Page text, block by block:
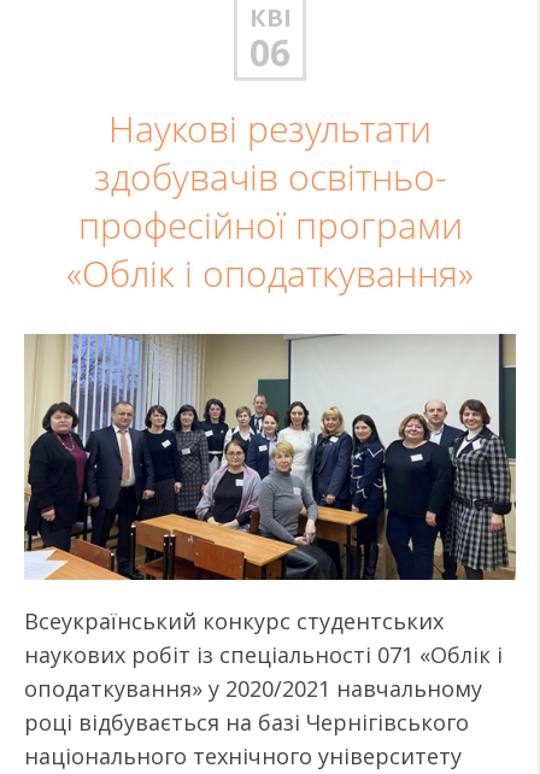
КВІ
06
Наукові результати
здобувачів освітньо-
професійної програми
«Облік і оподаткування»
Всеукраїнський конкурс студентських
наукових робіт із спеціальності 071 «Облік і
оподаткування» у 2020/2021 навчальному
році відбувається на базі Чернігівського
національного технічного університету